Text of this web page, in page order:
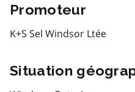
Promoteur
K+S Sel Windsor Ltée
Situation